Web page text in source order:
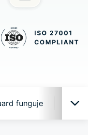
funguje Co